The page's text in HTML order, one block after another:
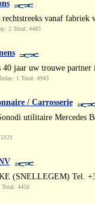
vanaf fabriek
2 Total: 4485
40 jaar uw trouwe partner
1 Total: 4943
/ Carrosserie
utilitaire Mercedes
(SNELLEGEM) Tel.
4450